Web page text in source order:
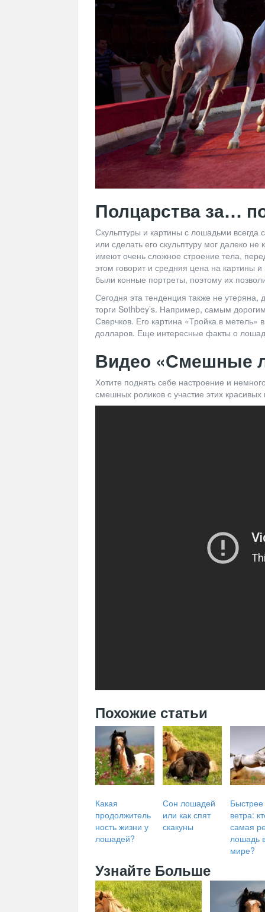
Полцарства за…
Скульптуры и картины с лошадьми всегда
или сделать его скульптуру мог далеко
имеют очень сложное строение тела,
этом говорит и средняя цена на картины
были конные портреты, поэтому их
Сегодня эта тенденция также не утеряна,
торги Sothbey’s. Например, самым
Сверчков. Его картина «Тройка в метель»
долларов. Еще интересные факты о
Видео «Смешные
Хотите поднять себе настроение и
смешных роликов с участие этих
Похожие статьи
Какая
продолжитель
ность жизни у
лошадей?
Сон лошадей
или как спят
скакуны
Быстрее
ветра:
самая
лошадь
мире?
Узнайте Больше